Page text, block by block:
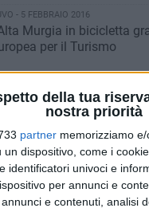
della tua
nostra priorità
partner memorizziamo
un dispositivo, come i
identificatori univoci e
per annunci e
e contenuti, analisi
- 5 FEBBRAIO 2016
Murgia in bicicletta
per il Turismo
Ambrosi
di Confcommercio
- 4 FEBBRAIO 2016
M, la nuova web